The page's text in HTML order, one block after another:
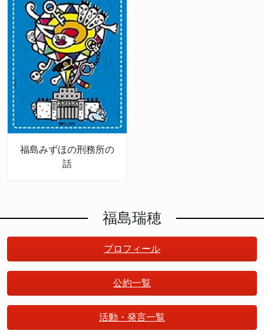
福島みずほの刑務所の
話
福島瑞穂
プロフィール
公約一覧
活動・発言一覧